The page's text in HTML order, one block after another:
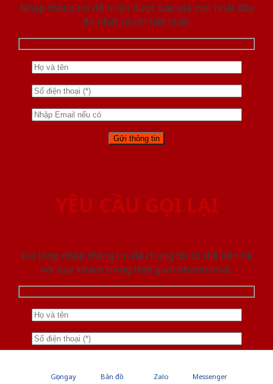
Gọi ngay Bản đồ Zalo Messenger
Nhập thông tin để nhận được báo giá mới nhât đầy
đủ nhất và chi tiết nhất.
YÊU CẦU GỌI LẠI
Vui lòng nhập thông tin để chúng tôi có thể liên hệ
với quý khách trong thời gian nhanh nhất.